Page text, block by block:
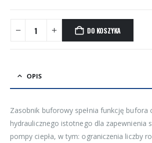
DO KOSZYKA
OPIS
Zasobnik buforowy spełnia funkcję bufora
hydraulicznego istotnego dla zapewnienia
pompy ciepła, w tym: ograniczenia liczby